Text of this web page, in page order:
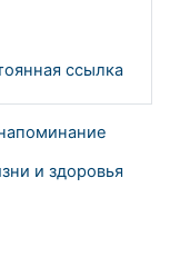
ссылка
и здоровья